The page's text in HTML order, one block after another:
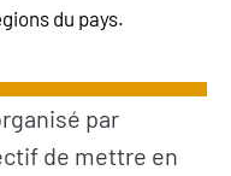
du pays.
par
de mettre en